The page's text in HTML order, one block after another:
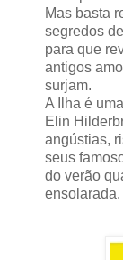
Mas basta
segredos
para que
antigos
surjam.
A Ilha é
Elin
angústias,
seus
do verão
ensolarada.